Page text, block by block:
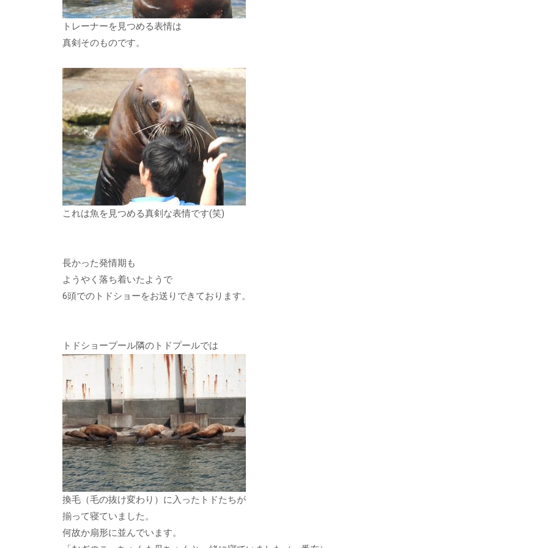
トレーナーを見つめる表情は
真剣そのものです。
これは魚を見つめる真剣な表情です(笑)
長かった発情期も
ようやく落ち着いたようで
6頭でのトドショーをお送りできております。
トドショープール隣のトドプールでは
換毛（毛の抜け変わり）に入ったトドたちが
揃って寝ていました。
何故か扇形に並んでいます。